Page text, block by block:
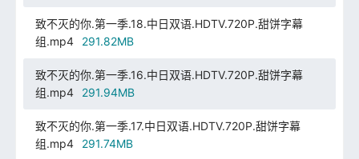
致不灭的你.第一季.18.中日双语.HDTV.720P.甜饼字幕
组.mp4
291.82MB
致不灭的你.第一季.16.中日双语.HDTV.720P.甜饼字幕
组.mp4
291.94MB
致不灭的你.第一季.17.中日双语.HDTV.720P.甜饼字幕
组.mp4
291.74MB